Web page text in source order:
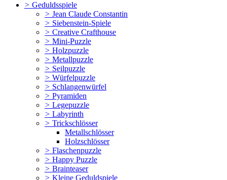
> Geduldsspiele
> Jean Claude Constantin
> Siebenstein-Spiele
> Creative Crafthouse
> Mini-Puzzle
> Holzpuzzle
> Metallpuzzle
> Seilpuzzle
> Würfelpuzzle
> Schlangenwürfel
> Pyramiden
> Legepuzzle
> Labyrinth
> Trickschlösser
Metallschlösser
Holzschlösser
> Flaschenpuzzle
> Happy Puzzle
> Brainteaser
> Kleine Geduldspiele